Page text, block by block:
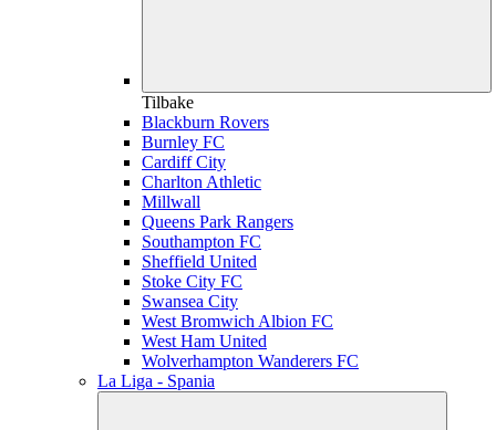
Tilbake
Blackburn Rovers
Burnley FC
Cardiff City
Charlton Athletic
Millwall
Queens Park Rangers
Southampton FC
Sheffield United
Stoke City FC
Swansea City
West Bromwich Albion FC
West Ham United
Wolverhampton Wanderers FC
La Liga - Spania